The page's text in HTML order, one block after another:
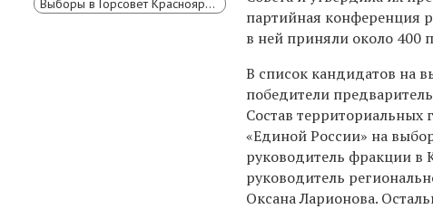
Выборы в Горсовет Красноярска
партийная конференция
в ней приняли около 400
В список кандидатов на
победители
Состав
«Единой России» на
руководитель фракции в
руководитель
Оксана Ларионова.